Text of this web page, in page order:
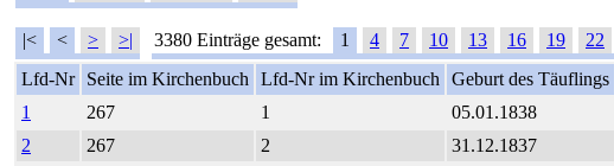
|< < > >| 3380 Einträge gesamt: 1 4 7 10 13 16 19 22
Lfd-Nr
Seite im Kirchenbuch Lfd-Nr im Kirchenbuch Geburt des Täuflings
1
267 1 05.01.1838
2
267 2 31.12.1837